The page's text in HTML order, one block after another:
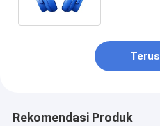
Terus
Rekomendasi Produk